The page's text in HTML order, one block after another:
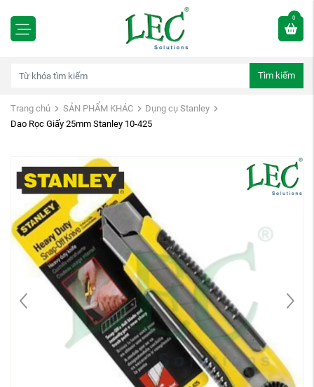
0
Tìm kiếm
Trang chủ SẢN PHẨM KHÁC
Dụng cụ Stanley
Dao Rọc Giấy 25mm Stanley 10-425